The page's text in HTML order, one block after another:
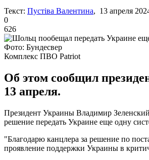
Текст: Пустіва Валентина, 13 апреля
0
626
Фото: Бундесвер
Комплекс ПВО Patriot
Об этом сообщил
13 апреля.
Президент Украины Владимир
решение передать Украине еще одну
"Благодарю канцлера за решение по
проявление поддержки Украины в